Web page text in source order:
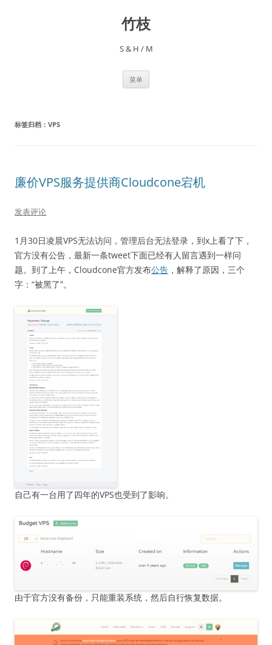
竹枝
S & H / M
菜单
标签归档： VPS
廉价VPS服务提供商Cloudcone宕机
发表评论
1月30日凌晨VPS无法访问，管理后台无法登录，到x上看了下，
官方没有公告，最新一条tweet下面已经有人留言遇到一样问
题。到了上午，Cloudcone官方发布公告 ，解释了原因，三个
字：“被黑了”。
自己有一台用了四年的VPS也受到了影响。
由于官方没有备份，只能重装系统，然后自行恢复数据。